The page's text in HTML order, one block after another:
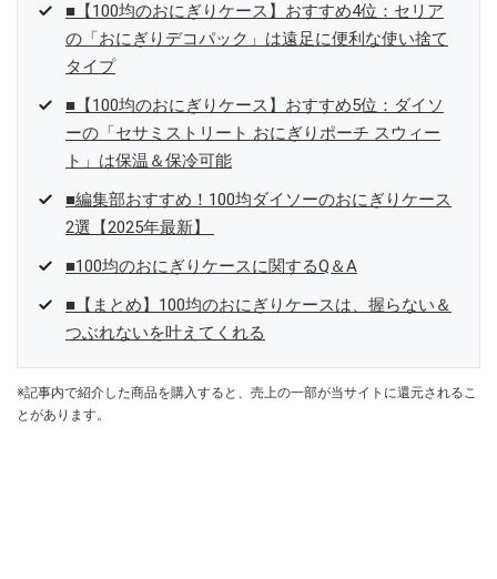
■【100均のおにぎりケース】おすすめ4位：セリア
の「おにぎりデコパック」は遠足に便利な使い捨て
タイプ
■【100均のおにぎりケース】おすすめ5位：ダイソ
ーの「セサミストリート おにぎりポーチ スウィー
ト」は保温＆保冷可能
■編集部おすすめ！100均ダイソーのおにぎりケース
2選【2025年最新】
■100均のおにぎりケースに関するQ＆A
■【まとめ】100均のおにぎりケースは、握らない＆
つぶれないを叶えてくれる
※記事内で紹介した商品を購入すると、売上の一部が当サイトに還元されるこ
とがあります。